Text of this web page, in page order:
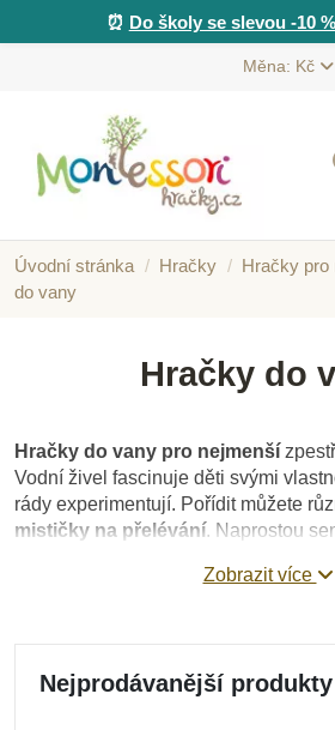
⏰ Do školy se slevou -10 %
Měna: Kč
Úvodní stránka Hračky Hračky pro
do vany
Hračky do
Hračky do vany pro nejmenší
Vodní živel fascinuje děti svými
rády experimentují. Pořídit můžete
mističky na přelévání. Naprostou
umožnila používat hračky zZobrazit více
Nejprodávanější